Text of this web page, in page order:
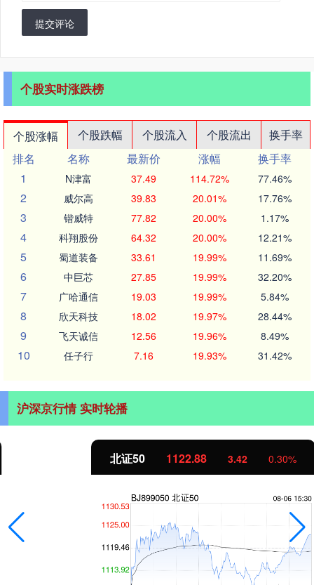
提交评论
个股实时涨跌榜
个股涨幅 个股跌幅 个股流入 个股流出
换手率
排名
名称 最新价 涨幅
换手率
1
N津富 37.49 114.72% 77.46%
2 威尔高 39.83 20.01% 17.76%
3 锴威特 77.82 20.00% 1.17%
4 科翔股份 64.32 20.00% 12.21%
5 蜀道装备 33.61 19.99% 11.69%
6 中巨芯 27.85 19.99% 32.20%
7 广哈通信 19.03 19.99% 5.84%
8 欣天科技 18.02 19.97% 28.44%
9 飞天诚信 12.56 19.96% 8.49%
10 任子行 7.16 19.93% 31.42%
沪深京行情 实时轮播
1122.88 3.42 0.30%